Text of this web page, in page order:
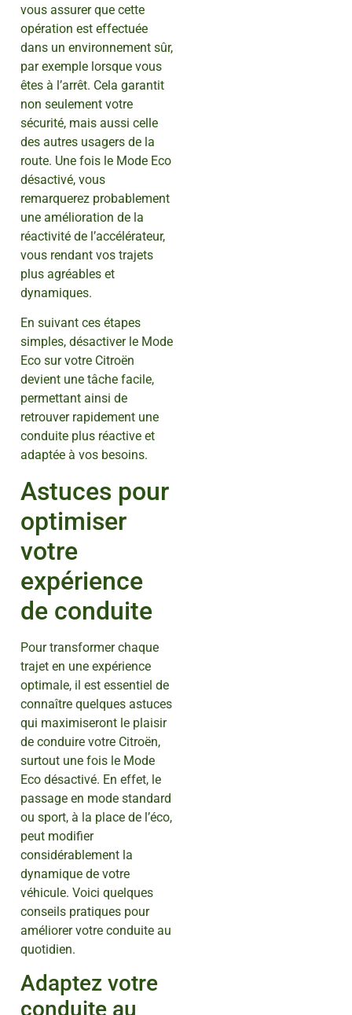
vous assurer que cette
opération est effectuée
dans un environnement sûr,
par exemple lorsque vous
êtes à l’arrêt. Cela garantit
non seulement votre
sécurité, mais aussi celle
des autres usagers de la
route. Une fois le Mode Eco
désactivé, vous
remarquerez probablement
une amélioration de la
réactivité de l’accélérateur,
vous rendant vos trajets
plus agréables et
dynamiques.
En suivant ces étapes
simples, désactiver le Mode
Eco sur votre Citroën
devient une tâche facile,
permettant ainsi de
retrouver rapidement une
conduite plus réactive et
adaptée à vos besoins.
Astuces pour
optimiser
votre
expérience
de conduite
Pour transformer chaque
trajet en une expérience
optimale, il est essentiel de
connaître quelques astuces
qui maximiseront le plaisir
de conduire votre Citroën,
surtout une fois le Mode
Eco désactivé. En effet, le
passage en mode standard
ou sport, à la place de l’éco,
peut modifier
considérablement la
dynamique de votre
véhicule. Voici quelques
conseils pratiques pour
améliorer votre conduite au
quotidien.
Adaptez votre
conduite au